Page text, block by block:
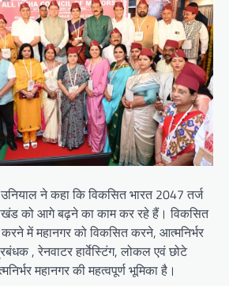
ने कहा कि विकसित भारत 2047 तर्ज
को आगे बढ़ने का काम कर रहे हैं। विकसित
में महानगर को विकसित करने, आत्मनिर्भर
, रेनवाटर हार्वेस्टिंग, लोकल एवं छोटे
महानगर की महत्वपूर्ण भूमिका है।